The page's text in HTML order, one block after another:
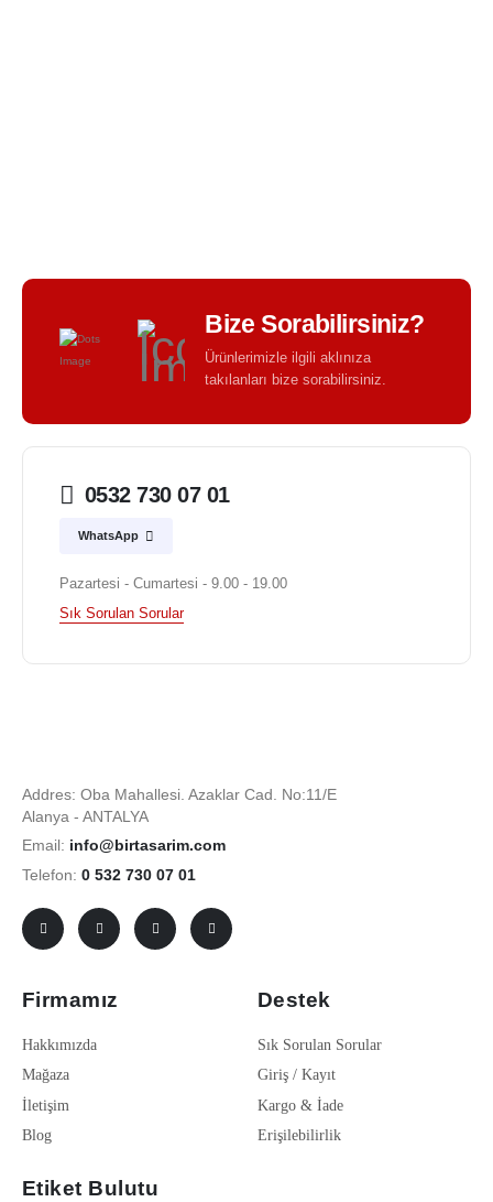
Bize Sorabilirsiniz?
Ürünlerimizle ilgili aklınıza
takılanları bize sorabilirsiniz.
0532 730 07 01
WhatsApp
Pazartesi - Cumartesi - 9.00 - 19.00
Sık Sorulan Sorular
Addres: Oba Mahallesi. Azaklar Cad. No:11/E
Alanya - ANTALYA
Email: info@birtasarim.com
Telefon: 0 532 730 07 01
Firmamız
Hakkımızda
Mağaza
İletişim
Blog
Destek
Sık Sorulan Sorular
Giriş / Kayıt
Kargo & İade
Erişilebilirlik
Etiket Bulutu